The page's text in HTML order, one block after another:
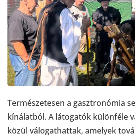
Természetesen a gasztronómia
kínálatból. A látogatók különféle
közül válogathattak, amelyek